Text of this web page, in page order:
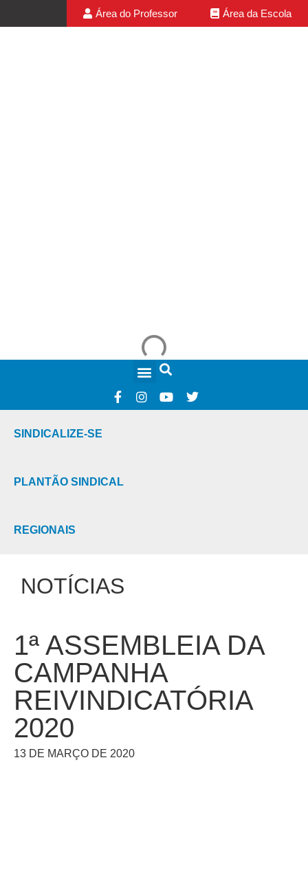
Área do Professor Área da Escola
SINDICALIZE-SE
PLANTÃO SINDICAL
REGIONAIS
NOTÍCIAS
1ª ASSEMBLEIA DA
CAMPANHA
REIVINDICATÓRIA
2020
13 DE MARÇO DE 2020